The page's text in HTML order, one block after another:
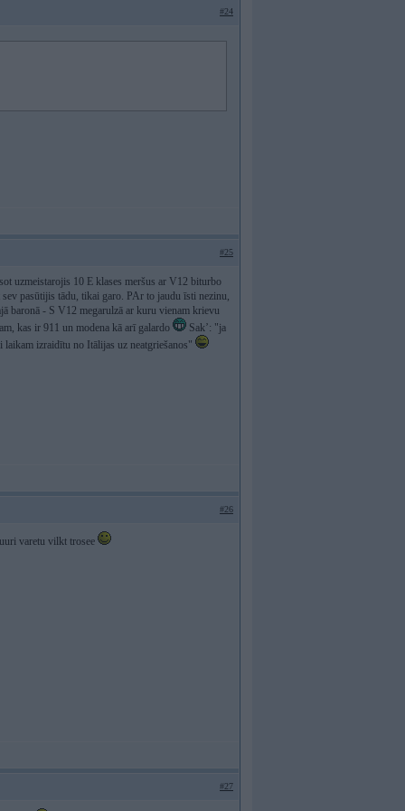
#24
#25
uzmeistarojis 10 E klases meršus ar V12 biturbo
pasūtijis tādu, tikai garo. PAr to jaudu īsti nezinu,
baronā - S V12 megarulzā ar kuru vienam krievu
kas ir 911 un modena kā arī galardo
Sak’: "ja
laikam izraidītu no Itālijas uz neatgriešanos"
#26
varetu vilkt trosee
#27